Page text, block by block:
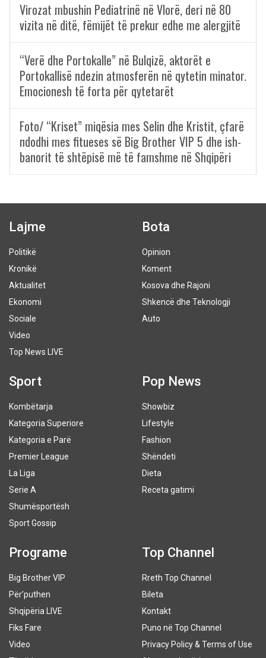
Virozat mbushin Pediatrinë në Vlorë, deri në 80
vizita në ditë, fëmijët të prekur edhe me alergjitë
“Verë dhe Portokalle” në Bulqizë, aktorët e
Portokallisë ndezin atmosferën në qytetin minator.
Emocionesh të forta për qytetarët
Foto/ “Kriset” miqësia mes Selin dhe Kristit, çfarë
ndodhi mes fitueses së Big Brother VIP 5 dhe ish-
banorit të shtëpisë më të famshme në Shqipëri
Lajme
Politikë
Kronikë
Aktualitet
Ekonomi
Sociale
Video
Top News LIVE
Bota
Opinion
Koment
Kosova dhe Rajoni
Shkencë dhe Teknologji
Auto
Sport
Kombëtarja
Kategoria Superiore
Kategoria e Parë
Premier League
La Liga
Serie A
Shumësportësh
Sport Gossip
Pop News
Showbiz
Lifestyle
Fashion
Shëndeti
Dieta
Receta gatimi
Programe
Big Brother VIP
Për’puthen
Shqipëria LIVE
Fiks Fare
Video
Top Channel
Rreth Top Channel
Bileta
Kontakt
Puno në Top Channel
Privacy Policy & Terms of Use